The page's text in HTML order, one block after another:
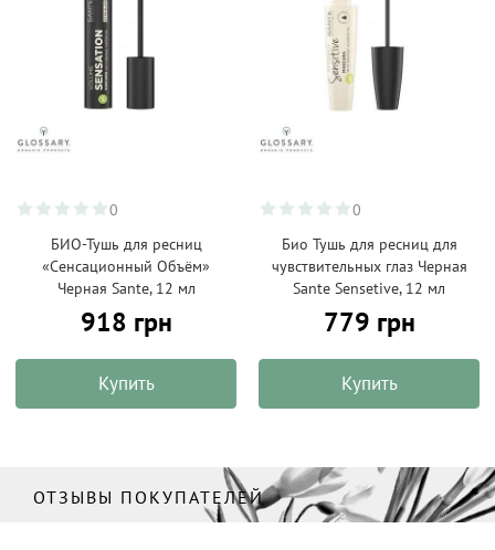
0
БИО-Тушь для ресниц
«Сенсационный Объём»
Черная Sante, 12 мл
918 грн
Купить
0
Био Тушь для ресниц для
чувствительных глаз Черная
Sante Sensetive, 12 мл
779 грн
Купить
ОТЗЫВЫ ПОКУПАТЕЛЕЙ